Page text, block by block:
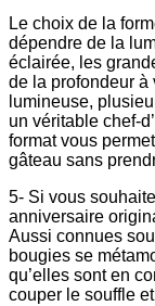
Le choix de la
dépendre de la
éclairée, les
de la profondeur à
lumineuse,
un véritable chef-
format vous
gâteau sans
5- Si vous
anniversaire
Aussi connues
bougies se
qu’elles sont en
couper le souffle